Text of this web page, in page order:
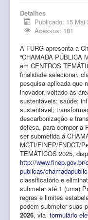
Eventos
Contato
Detalhes
Publicado: 15 Mai
Acessos: 181
A FURG apresenta a
“CHAMADA PÚBLICA
em CENTROS
finalidade selecionar,
pesquisa aplicada que
inovador, voltado às
sustentáveis; saúde;
sustentável;
descarbonização e
defesa, para compor a
ser submetida à
MCTI/FINEP/FNDCT/
TEMÁTICOS 2025,
http://www.finep.gov.br/
publicas/
classificatório e
submeter até 1 (uma)
regras e limites
podem submeter suas
2026, via formulário